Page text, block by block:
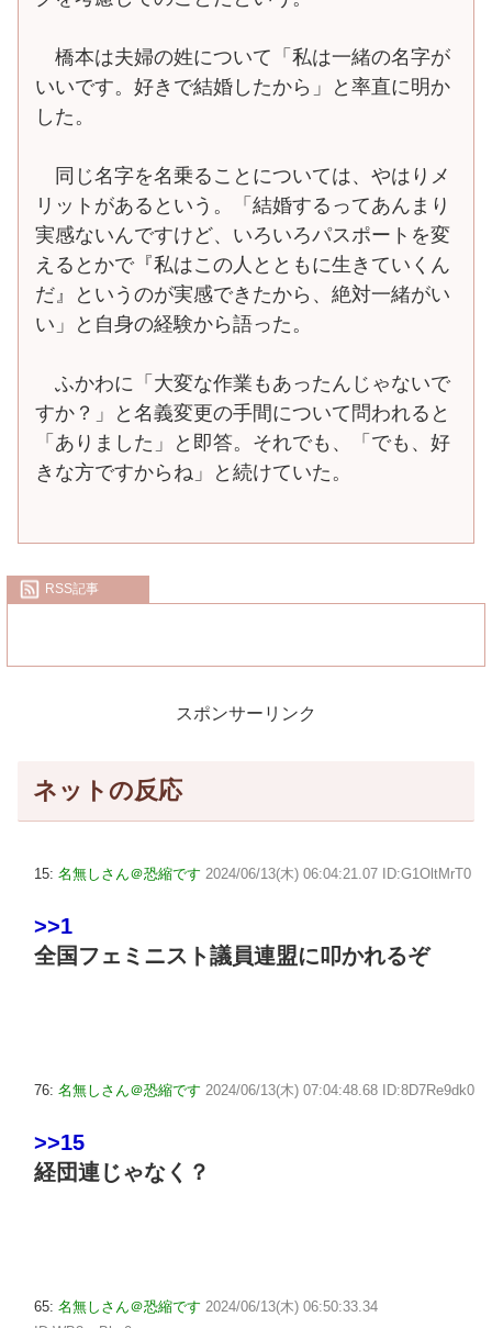
橋本は夫婦の姓について「私は一緒の名字が
いいです。好きで結婚したから」と率直に明か
した。
同じ名字を名乗ることについては、やはりメ
リットがあるという。「結婚するってあんまり
実感ないんですけど、いろいろパスポートを変
えるとかで『私はこの人とともに生きていくん
だ』というのが実感できたから、絶対一緒がい
い」と自身の経験から語った。
ふかわに「大変な作業もあったんじゃないで
すか？」と名義変更の手間について問われると
「ありました」と即答。それでも、「でも、好
きな方ですからね」と続けていた。
RSS記事
スポンサーリンク
ネットの反応
15: 名無しさん＠恐縮です 2024/06/13(木) 06:04:21.07 ID:G1OltMrT0
>>1
全国フェミニスト議員連盟に叩かれるぞ
76: 名無しさん＠恐縮です 2024/06/13(木) 07:04:48.68 ID:8D7Re9dk0
>>15
経団連じゃなく？
65: 名無しさん＠恐縮です 2024/06/13(木) 06:50:33.34